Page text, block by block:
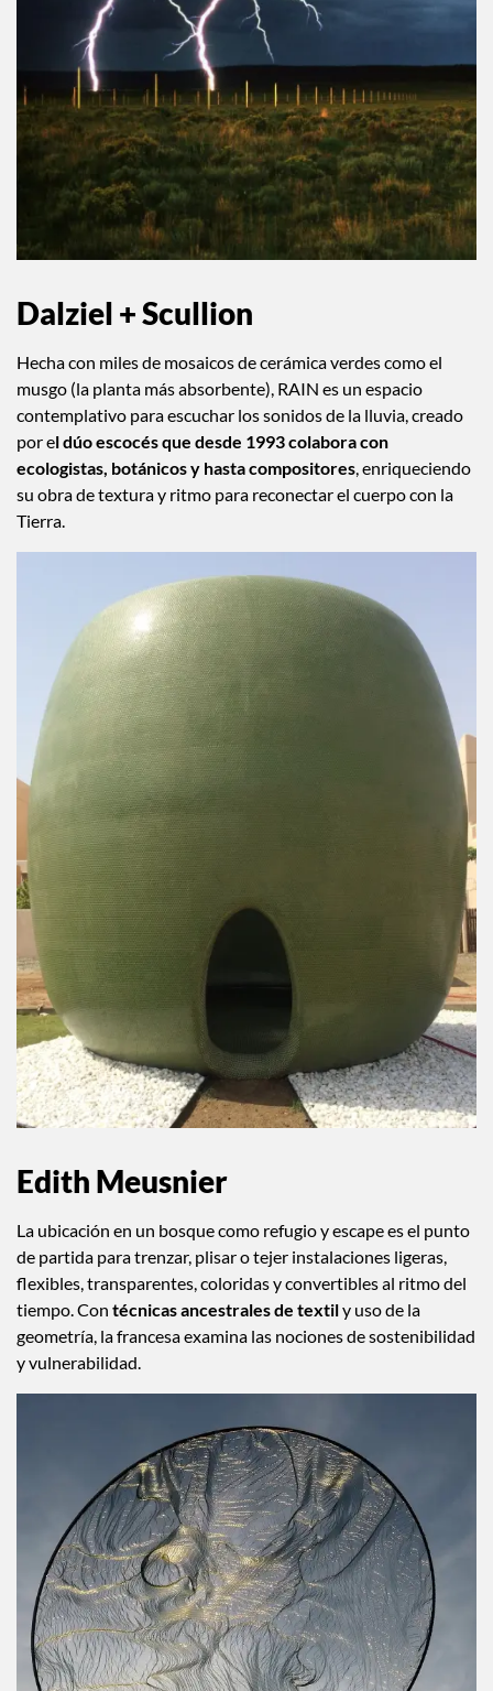
Dalziel + Scullion
Hecha con miles de mosaicos de cerámica verdes como el
musgo (la planta más absorbente), RAIN es un espacio
contemplativo para escuchar los sonidos de la lluvia, creado
por el dúo escocés que desde 1993 colabora con
ecologistas, botánicos y hasta compositores, enriqueciendo
su obra de textura y ritmo para reconectar el cuerpo con la
Tierra.
Edith Meusnier
La ubicación en un bosque como refugio y escape es el punto
de partida para trenzar, plisar o tejer instalaciones ligeras,
flexibles, transparentes, coloridas y convertibles al ritmo del
tiempo. Con técnicas ancestrales de textily uso de la
geometría, la francesa examina las nociones de sostenibilidad
y vulnerabilidad.